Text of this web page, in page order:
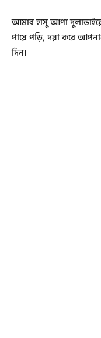
আমার হাসু আপা
পায়ে পড়ি, দয়া করে
দিন।